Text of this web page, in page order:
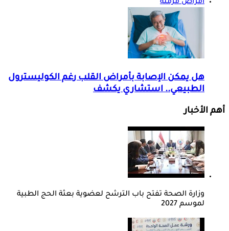
أمراض مزمنة
هل يمكن الإصابة بأمراض القلب رغم الكوليسترول
الطبيعي.. استشاري يكشف
أهم الأخبار
وزارة الصحة تفتح باب الترشح لعضوية بعثة الحج الطبية
لموسم 2027